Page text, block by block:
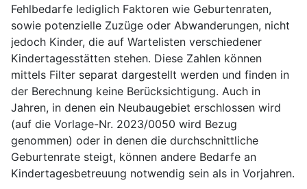
Fehlbedarfe lediglich Faktoren wie Geburtenraten,
sowie potenzielle Zuzüge oder Abwanderungen, nicht
jedoch Kinder, die auf Wartelisten verschiedener
Kindertagesstätten stehen. Diese Zahlen können
mittels Filter separat dargestellt werden und finden in
der Berechnung keine Berücksichtigung. Auch in
Jahren, in denen ein Neubaugebiet erschlossen wird
(auf die Vorlage-Nr. 2023/0050 wird Bezug
genommen) oder in denen die durchschnittliche
Geburtenrate steigt, können andere Bedarfe an
Kindertagesbetreuung notwendig sein als in Vorjahren.